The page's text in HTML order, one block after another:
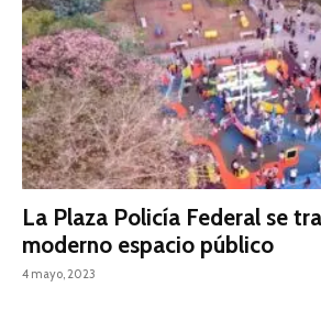
La Plaza Policía Federal se
moderno espacio público
4 mayo, 2023